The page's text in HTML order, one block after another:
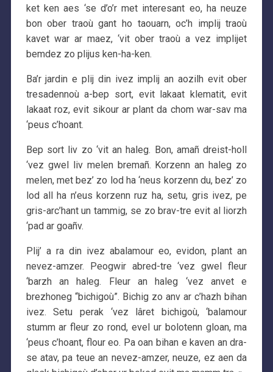
ket ken aes ‘se d’o’r met interesant eo, ha neuze
bon ober traoù gant ho taouarn, oc’h implij traoù
kavet war ar maez, ‘vit ober traoù a vez implijet
bemdez zo plijus ken-ha-ken.
Ba’r jardin e plij din ivez implij an aozilh evit ober
tresadennoù a-bep sort, evit lakaat klematit, evit
lakaat roz, evit sikour ar plant da chom war-sav ma
‘peus c’hoant.
Bep sort liv zo ‘vit an haleg. Bon, amañ dreist-holl
‘vez gwel liv melen bremañ. Korzenn an haleg zo
melen, met bez’ zo lod ha ‘neus korzenn du, bez’ zo
lod all ha n’eus korzenn ruz ha, setu, gris ivez, pe
gris-arc’hant un tammig, se zo brav-tre evit al liorzh
‘pad ar goañv.
Plij’ a ra din ivez abalamour eo, evidon, plant an
nevez-amzer. Peogwir abred-tre ‘vez gwel fleur
‘barzh an haleg. Fleur an haleg ‘vez anvet e
brezhoneg “bichigoù”. Bichig zo anv ar c’hazh bihan
ivez. Setu perak ‘vez lâret bichigoù, ‘balamour
stumm ar fleur zo rond, evel ur bolotenn gloan, ma
‘peus c’hoant, flour eo. Pa oan bihan e kaven an dra-
se atav, pa teue an nevez-amzer, neuze, ez aen da